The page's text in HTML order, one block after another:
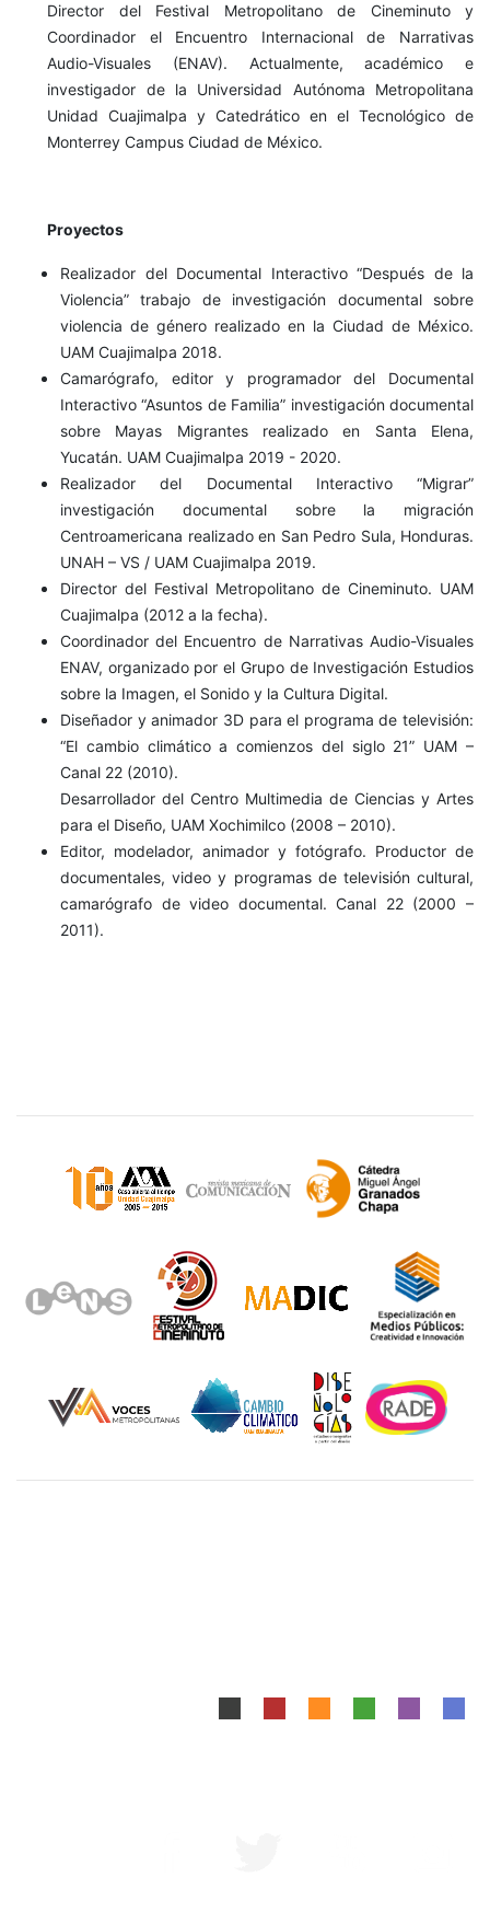
Director del Festival Metropolitano de Cineminuto y
Coordinador el Encuentro Internacional de Narrativas
Audio-Visuales (ENAV). Actualmente, académico e
investigador de la Universidad Autónoma Metropolitana
Unidad Cuajimalpa y Catedrático en el Tecnológico de
Monterrey Campus Ciudad de México.
Proyectos
Realizador del Documental Interactivo “Después de la
Violencia” trabajo de investigación documental sobre
violencia de género realizado en la Ciudad de México.
UAM Cuajimalpa 2018.
Camarógrafo, editor y programador del Documental
Interactivo “Asuntos de Familia” investigación documental
sobre Mayas Migrantes realizado en Santa Elena,
Yucatán. UAM Cuajimalpa 2019 - 2020.
Realizador del Documental Interactivo “Migrar”
investigación documental sobre la migración
Centroamericana realizado en San Pedro Sula, Honduras.
UNAH – VS / UAM Cuajimalpa 2019.
Director del Festival Metropolitano de Cineminuto. UAM
Cuajimalpa (2012 a la fecha).
Coordinador del Encuentro de Narrativas Audio-Visuales
ENAV, organizado por el Grupo de Investigación Estudios
sobre la Imagen, el Sonido y la Cultura Digital.
Diseñador y animador 3D para el programa de televisión:
“El cambio climático a comienzos del siglo 21” UAM –
Canal 22 (2010).
Desarrollador del Centro Multimedia de Ciencias y Artes
para el Diseño, UAM Xochimilco (2008 – 2010).
Editor, modelador, animador y fotógrafo. Productor de
documentales, video y programas de televisión cultural,
camarógrafo de video documental. Canal 22 (2000 –
2011).